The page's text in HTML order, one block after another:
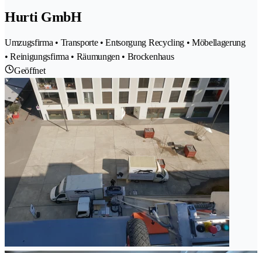
Hurti GmbH
Umzugsfirma • Transporte • Entsorgung Recycling • Möbellagerung
• Reinigungsfirma • Räumungen • Brockenhaus
Geöffnet